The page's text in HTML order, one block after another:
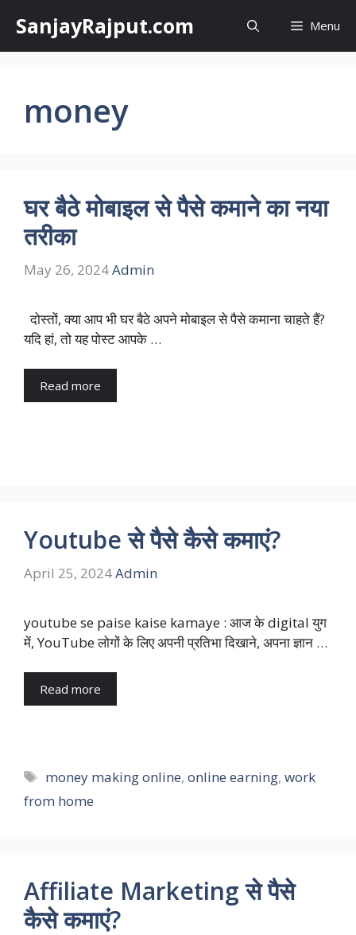
content
SanjayRajput.com Menu
money
घर बैठे मोबाइल से पैसे कमाने का नया
तरीका
May 26, 2024Admin
दोस्तों, क्या आप भी घर बैठे अपने मोबाइल से पैसे कमाना चाहते हैं?
यदि हां, तो यह पोस्ट आपके …
Read more
Youtube से पैसे कैसे कमाएं?
April 25, 2024Admin
youtube se paise kaise kamaye : आज के digital युग
में, YouTube लोगों के लिए अपनी प्रतिभा दिखाने, अपना ज्ञान …
Read more
Tags
money making online,online earning,work
from home
Affiliate Marketing से पैसे
कैसे कमाएं?